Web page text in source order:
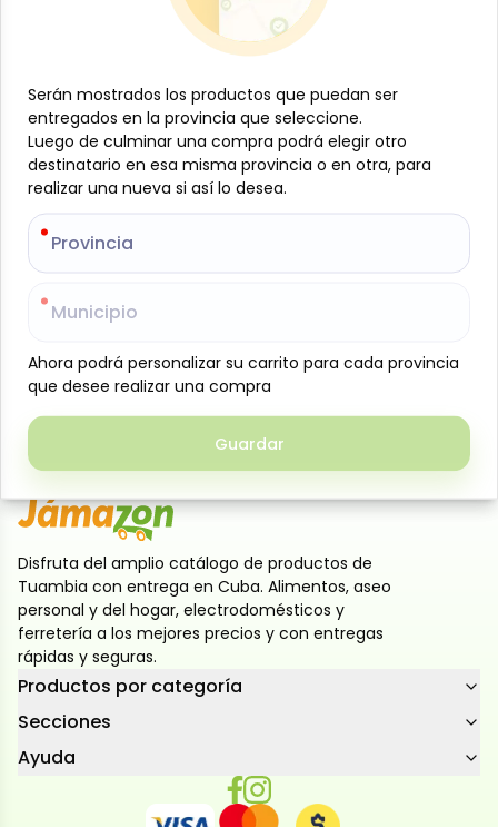
Bistec de res, 1kg, La Isla
B-JAM-001-1294
$16 7.31 /
Especificaciones
- +
Bistec de Res de Primera, 1 kg. Corte tierno y jugoso,
de sabor delicado y calidad superior. Perfecto para
asar, freír o preparar tus recetas favoritas con
garantía de frescura y sabor excepcional en cada
especiales
Disfruta del amplio catálogo de productos de
Tuambia con entrega en Cuba. Alimentos, aseo
personal y del hogar, electrodomésticos y
ferretería a los mejores precios y con entregas
rápidas y seguras.
Productos por categoría
Secciones
Ayuda
Serán mostrados los productos que puedan ser
entregados en la provincia que seleccione.
Luego de culminar una compra podrá elegir otro
destinatario en esa misma provincia o en otra, para
realizar una nueva si así lo desea.
Provincia
Municipio
Ahora podrá personalizar su carrito para cada provincia
que desee realizar una compra
Guardar
Serán mostrados los productos que puedan ser
entregados en la provincia que seleccione.
Luego de culminar una compra podrá elegir otro
destinatario en esa misma provincia o en otra, para
realizar una nueva si así lo desea.
Provincia
Municipio
Ahora podrá personalizar su carrito para cada provincia
que desee realizar una compra
Guardar